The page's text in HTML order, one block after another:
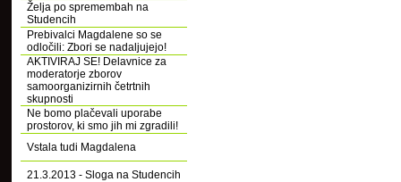
Želja po spremembah na
Studencih
Prebivalci Magdalene so se
odločili: Zbori se nadaljujejo!
AKTIVIRAJ SE! Delavnice za
moderatorje zborov
samoorganizirnih četrtnih
skupnosti
Ne bomo plačevali uporabe
prostorov, ki smo jih mi zgradili!
Vstala tudi Magdalena
21.3.2013 - Sloga na Studencih